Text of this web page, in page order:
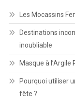
Les Mocassins
Destinations
inoubliable
Masque à
Pourquoi utiliser
fête ?